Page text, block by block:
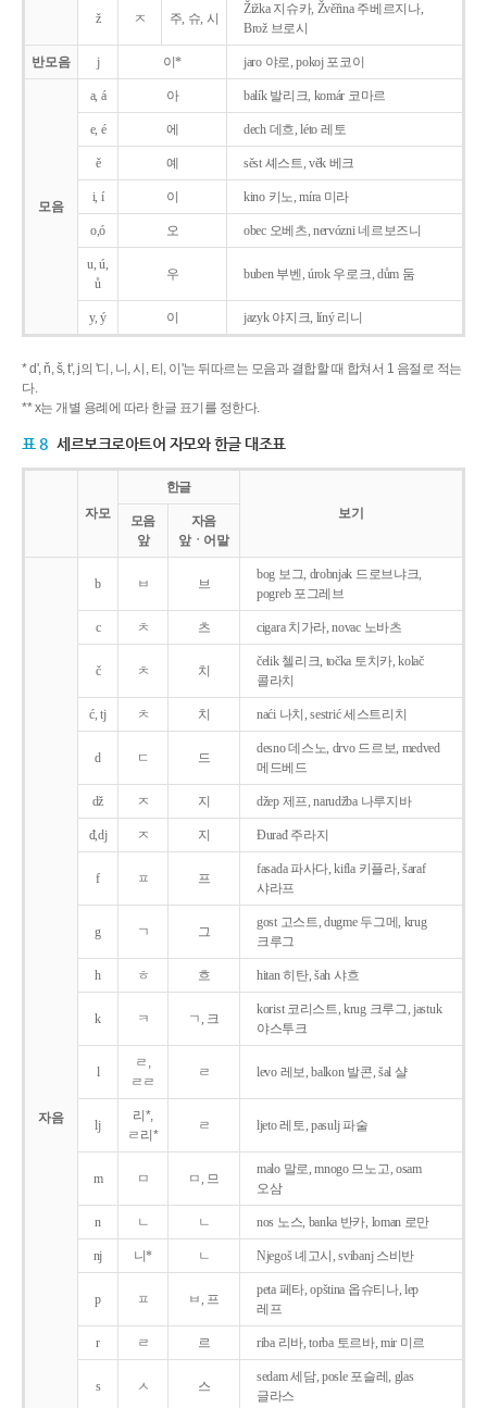
ž ㅈ 주, 슈, 시
Žižka 지슈카, Žvěřina 주베르지나,
Brož 브로시
반모음 j 이* jaro 야로, pokoj 포코이
모음
a, á 아 balík 발리크, komár 코마르
e, é 에 dech 데흐, léto 레토
ě 예 sěst 셰스트, věk 베크
i, í 이 kino 키노, míra 미라
o,ó 오 obec 오베츠, nervózni 네르보즈니
u, ú,
ů
우 buben 부벤, úrok 우로크, dům 둠
y, ý 이 jazyk야지크, líný 리니
* d', ň, š, t', j의 '디, 니, 시, 티, 이'는 뒤따르는 모음과 결합할 때 합쳐서 1 음절로 적는
다.
** x는 개별 용례에 따라 한글 표기를 정한다.
표 8 세르보크로아트어 자모와 한글 대조표
자모
한글
보기
모음
앞
자음
앞ㆍ어말
자음
b ㅂ 브
bog 보그, drobnjak 드로브냐크,
pogreb 포그레브
c ㅊ 츠 cigara 치가라, novac 노바츠
č ㅊ 치
čelik 첼리크, točka 토치카, kolač
콜라치
ć, tj ㅊ 치 naći 나치, sestrić 세스트리치
d ㄷ 드
desno 데스노, drvo 드르보, medved
메드베드
dž ㅈ 지 džep 제프, narudžba 나루지바
đ,dj ㅈ 지 Ðurađ 주라지
f ㅍ 프
fasada 파사다, kifla 키플라, šaraf
샤라프
g ㄱ 그
gost 고스트, dugme 두그메, krug
크루그
h ㅎ 흐 hitan 히탄, šah 샤흐
k ㅋ ㄱ, 크
korist 코리스트, krug 크루그, jastuk
야스투크
l
ㄹ,
ㄹㄹ
ㄹ levo 레보, balkon 발콘, šal 샬
lj
리*,
ㄹ리*
ㄹ ljeto 레토, pasulj 파술
m ㅁ ㅁ, 므
malo 말로, mnogo 므노고, osam
오삼
n ㄴ ㄴ nos 노스, banka 반카, loman 로만
nj 니* ㄴ Njegoš 녜고시, svibanj 스비반
p ㅍ ㅂ, 프
peta 페타, opština 옵슈티나, lep
레프
r ㄹ 르 riba 리바, torba 토르바, mir 미르
s ㅅ 스
sedam 세담, posle 포슬레, glas
글라스